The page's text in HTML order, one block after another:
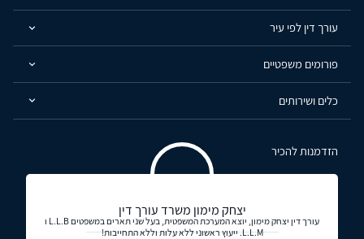
עורך דין לפי עיר
פורומים משפטיים
כלים ושירותים
הזדמנות להכיר
יצחק מימון משרד עורך דין
עורך דין יצחק מימון, יוצא המערכת המשפטית, בעל שני תארים במשפטים L.L.B ו
L.L.M. ייעוץ ראשוני ללא עלות וללא התחייבות!